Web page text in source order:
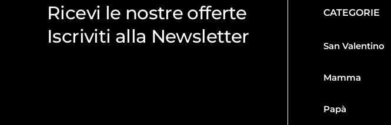
Ricevi le nostre offerte
Iscriviti alla Newsletter
CATEGORIE
San Valentino
Mamma
Papà